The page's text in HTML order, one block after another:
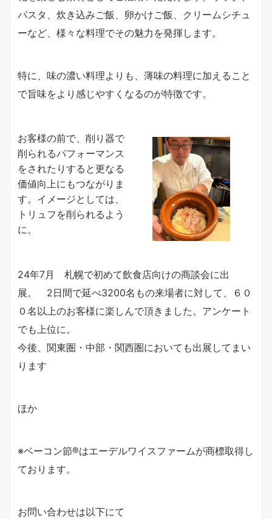
パスタ、炊き込みご飯、卵かけご飯、クリームシチュ
ーなど、様々な料理でその魅力を発揮します。
特に、味の濃い料理よりも、薄味の料理に加えること
で旨味をより感じやすくなるのが特徴です。
お客様の前で、削り器で
削られるパフォーマンス
をされたりすると更なる
価値向上にもつながりま
す。イメージとしては、
トリュフを削られるよう
に。
24年7月 札幌で初めて飲食店向けの商談会に出
展。 2日間で延べ3200名もの来場者に対して、６０
０名以上のお客様に楽しんで頂きました。アンケート
でも上位に。
今後、関東圏・中部・関西圏においても出展してまい
ります
ほか
※ベーコン節®はエーデルワイスファームが商標取得し
ております。
お問い合わせは以下にて